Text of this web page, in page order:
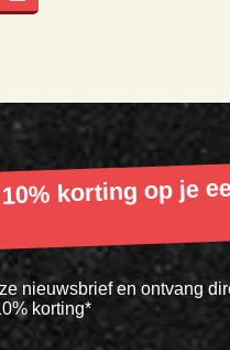
korting op je
nieuwsbrief en ontvang
korting*